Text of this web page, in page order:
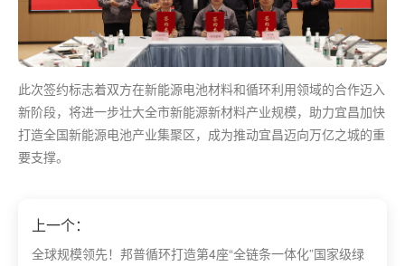
此次签约标志着双方在新能源电池材料和循环利用领域的合作迈入
新阶段，将进一步壮大全市新能源新材料产业规模，助力宜昌加快
打造全国新能源电池产业集聚区，成为推动宜昌迈向万亿之城的重
要支撑。
上一个：
​全球规模领先！邦普循环打造第4座“全链条一体化”国家级绿